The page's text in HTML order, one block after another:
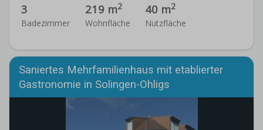
3
Badezimmer
219 m2
Wohnfläche
40 m2
Nutzfläche
Saniertes Mehrfamilienhaus mit etablierter
Gastronomie in Solingen-Ohligs